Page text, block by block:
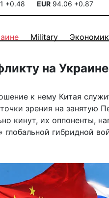
+0.48 EUR 94.06 +0.87
Military
на
к нему Китая
зрения на занятую
кинут, их оппоненты,
глобальной гибридной